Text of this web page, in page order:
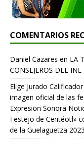
COMENTARIOS
Daniel Cazares en LA
CONSEJEROS DEL INE
Elige Jurado
imagen oficial de las
Expresion Sonora
Festejo de Centéotl»
de la Guelaguetza 2023